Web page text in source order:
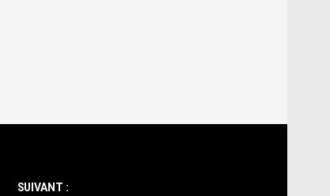
SUIVANT :